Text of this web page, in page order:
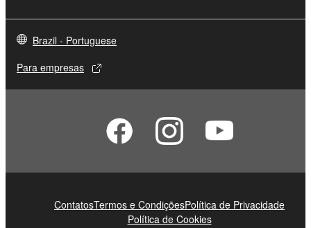
Brazil - Portuguese
Para empresas
ContatosTermos e CondiçõesPolítica de Privacidade
Política de Cookies